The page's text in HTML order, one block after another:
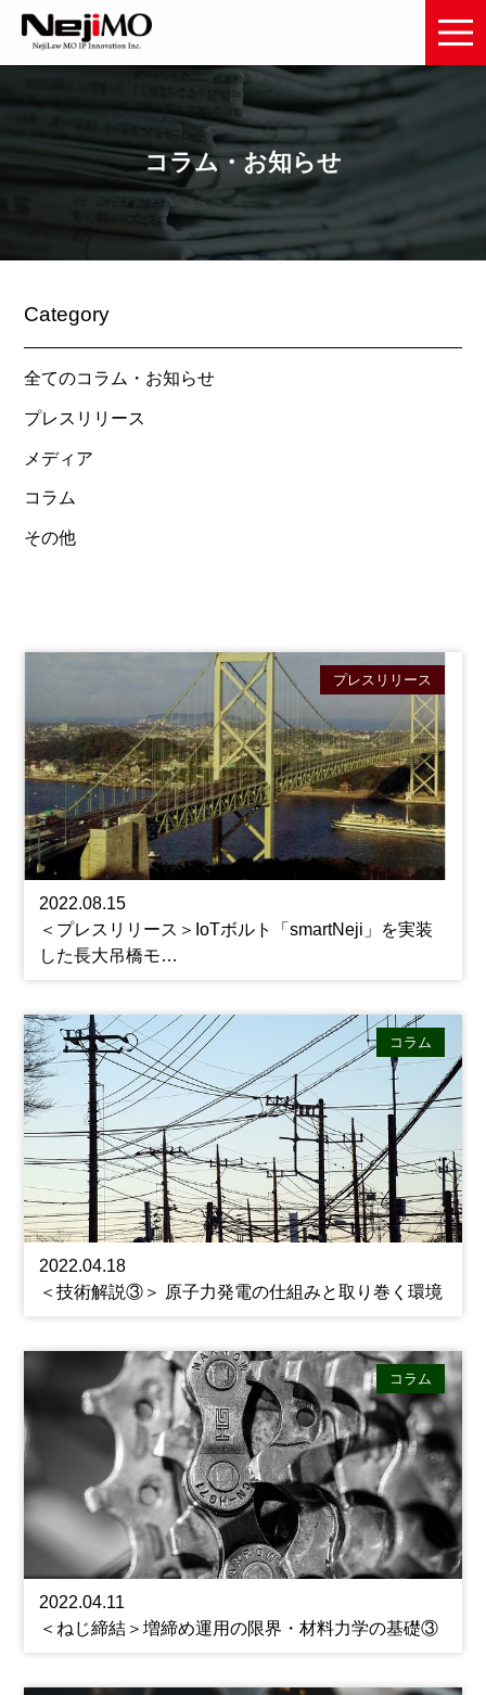
コラム・お知らせ
Category
全てのコラム・お知らせ
プレスリリース
メディア
コラム
その他
2022.08.15
＜プレスリリース＞IoTボルト「smartNeji」を実装
した長大吊橋モ…
プレスリリース
2022.04.18
＜技術解説③＞ 原子力発電の仕組みと取り巻く環境
コラム
2022.04.11
＜ねじ締結＞増締め運用の限界・材料力学の基礎③
コラム